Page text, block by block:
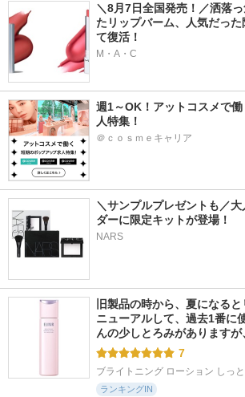
＼8月7日全国発売！／洒落
たリップバーム、人気だっ
て復活！
M・A・C
週1～OK！アットコスメで
人特集！
＠ｃｏｓｍｅキャリア
＼サンプルプレゼントも／
ダーに限定キットが登場！
NARS
旧製品の時から、夏になる
ニューアルして、過去1番に
んの少しとろみがあります
7
ブライトニング ローション しっ
ランキングIN